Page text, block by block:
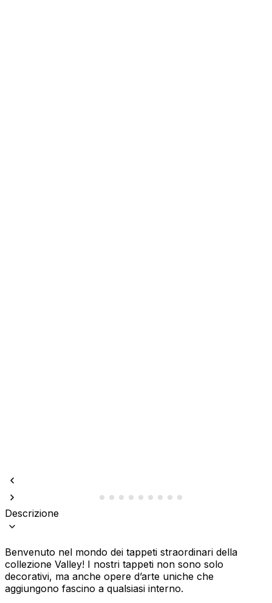
Descrizione
Benvenuto nel mondo dei tappeti straordinari della
collezione Valley! I nostri tappeti non sono solo
decorativi, ma anche opere d’arte uniche che
aggiungono fascino a qualsiasi interno.